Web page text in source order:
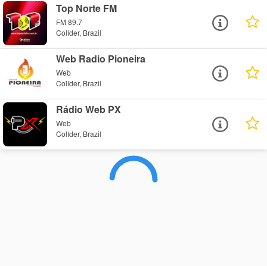
Top Norte FM
FM 89.7
Colíder, Brazil
Web Radio Pioneira
Web
Colíder, Brazil
Rádio Web PX
Web
Colíder, Brazil